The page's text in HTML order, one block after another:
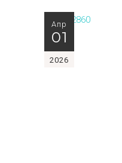
Апр
01
2026